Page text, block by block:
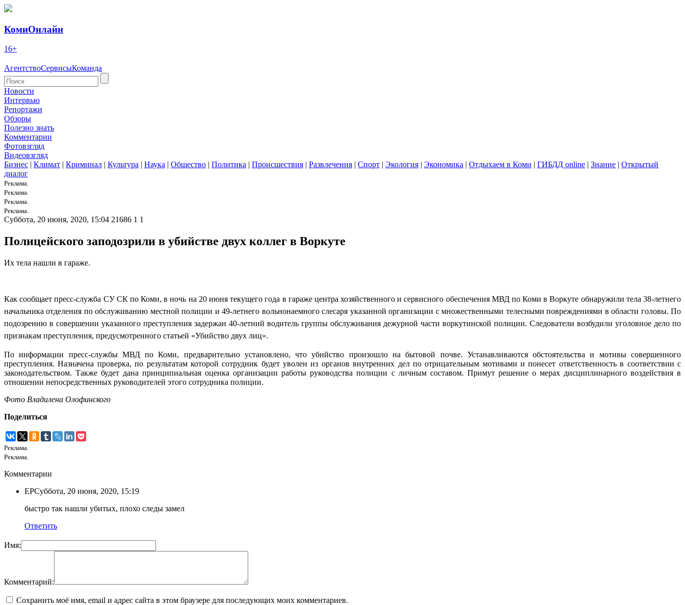
КомиОнлайн
16+
АгентствоСервисыКоманда
Новости
Интервью
Репортажи
Обзоры
Полезно знать
Комментарии
Фотовзгляд
Видеовзгляд
Бизнес | Климат | Криминал | Культура | Наука | Общество | Политика | Происшествия | Развлечения | Спорт | Экология | Экономика | Отдыхаем в Коми | ГИБДД online | Знание | Открытый
диалог
Реклама.
Реклама.
Реклама.
Реклама.
Суббота, 20 июня, 2020, 15:04 21686 1 1
Полицейского заподозрили в убийстве двух коллег в Воркуте
Их тела нашли в гараже.
Как сообщает пресс-служба СУ СК по Коми, в ночь на 20 июня текущего года в гараже центра хозяйственного и сервисного обеспечения МВД по Коми в Воркуте обнаружили тела 38-летнего
начальника отделения по обслуживанию местной полиции и 49-летнего вольнонаемного слесаря указанной организации с множественными телесными повреждениями в области головы. По
подозрению в совершении указанного преступления задержан 40-летний водитель группы обслуживания дежурной части воркутинской полиции. Следователи возбудили уголовное дело по
признакам преступления, предусмотренного статьей «Убийство двух лиц».
По информации пресс-службы МВД по Коми, предварительно установлено, что убийство произошло на бытовой почве. Устанавливаются обстоятельства и мотивы совершенного
преступления. Назначена проверка, по результатам которой сотрудник будет уволен из органов внутренних дел по отрицательным мотивами и понесет ответственность в соответствии с
законодательством. Также будет дана принципиальная оценка организации работы руководства полиции с личным составом. Примут решение о мерах дисциплинарного воздействия в
отношении непосредственных руководителей этого сотрудника полиции.
Фото Владилена Олофинского
Поделиться
Реклама.
Реклама.
Комментарии
ЕРСуббота, 20 июня, 2020, 15:19
быстро так нашли убитых, плохо следы замел
Ответить
Имя:
Комментарий:
Сохранить моё имя, email и адрес сайта в этом браузере для последующих моих комментариев.